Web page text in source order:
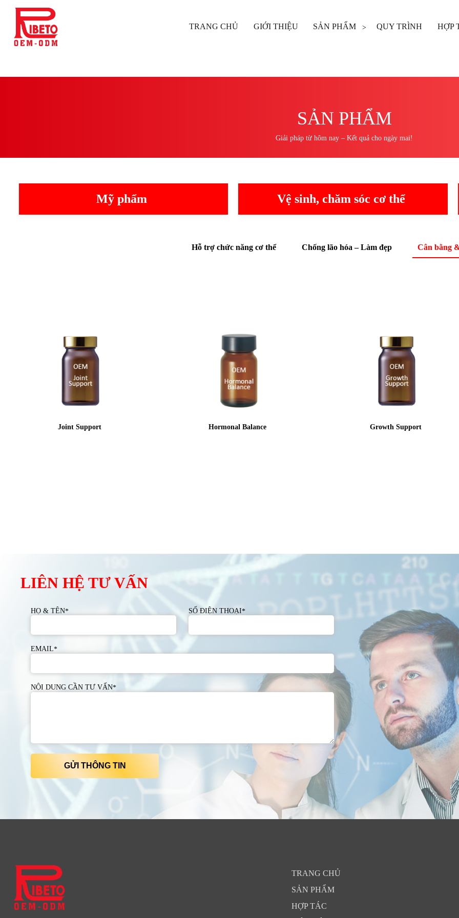
TRANG CHỦ GIỚI THIỆU SẢN PHẨM QUY TRÌNH HỢP
SẢN PHẨM
Giải pháp từ hôm nay – Kết quả cho ngày mai!
Mỹ phẩm Vệ sinh, chăm sóc cơ thể
Hỗ trợ chức năng cơ thể Chống lão hóa – Làm đẹp Cân bằng
Joint Support Hormonal Balance Growth Support
LIÊN HỆ TƯ VẤN
HỌ & TÊN* SỐ ĐIỆN THOẠI*
EMAIL*
NỘI DUNG CẦN TƯ VẤN*
GỬI THÔNG TIN
TRANG CHỦ
SẢN PHẨM
HỢP TÁC